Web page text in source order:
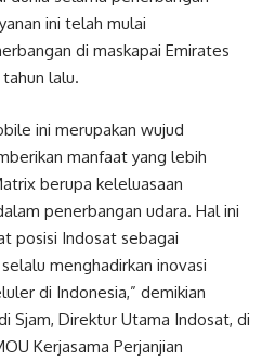
ini telah mulai
di maskapai Emirates
lalu.
ini merupakan wujud
manfaat yang lebih
berupa keleluasaan
penerbangan udara. Hal ini
posisi Indosat sebagai
menghadirkan inovasi
di Indonesia,” demikian
Sjam, Direktur Utama Indosat, di
Kerjasama Perjanjian